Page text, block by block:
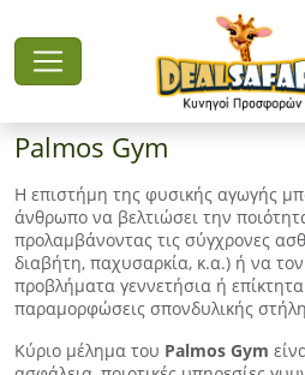
Palmos Gym
Η επιστήμη της φυσικής αγωγής
άνθρωπο να βελτιώσει την
προλαμβάνοντας τις σύγχρονες
διαβήτη, παχυσαρκία, κ.α.) ή να
προβλήματα γεννετήσια ή
παραμορφώσεις σπονδυλικής
Κύριο μέλημα του Palmos Gym